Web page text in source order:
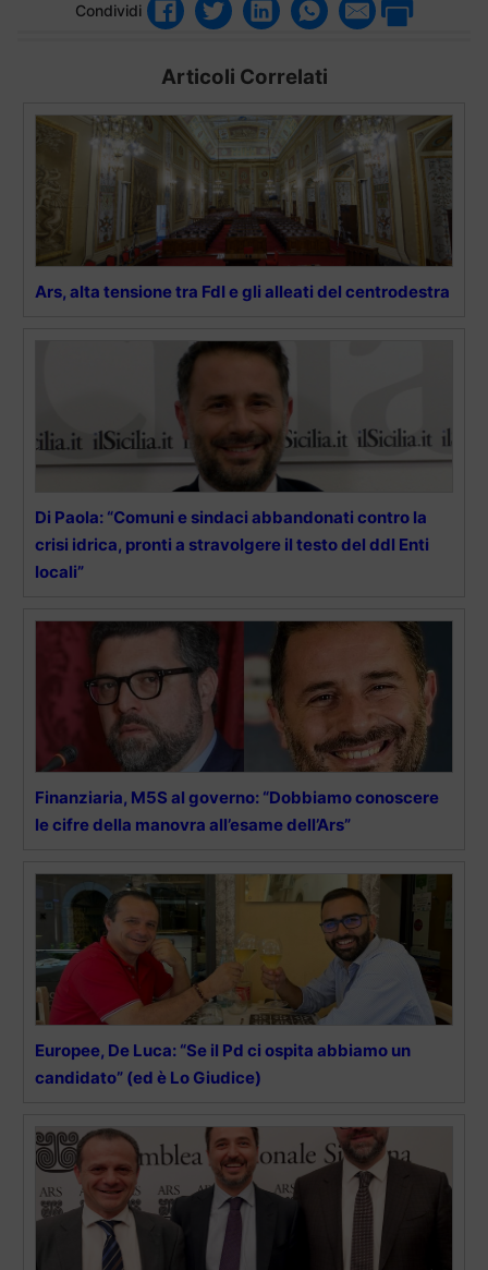
Condividi
Articoli Correlati
Ars, alta tensione tra FdI e gli alleati del centrodestra
Di Paola: “Comuni e sindaci abbandonati contro la
crisi idrica, pronti a stravolgere il testo del ddl Enti
locali”
Finanziaria, M5S al governo: “Dobbiamo conoscere
le cifre della manovra all’esame dell’Ars”
Europee, De Luca: “Se il Pd ci ospita abbiamo un
candidato” (ed è Lo Giudice)